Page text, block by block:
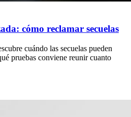
cómo reclamar secuelas
cuándo las secuelas pueden
pruebas conviene reunir cuanto